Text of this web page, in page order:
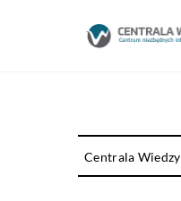
Centrala Wiedzy